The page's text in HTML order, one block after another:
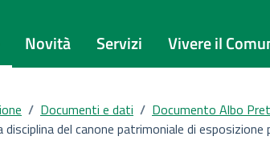
Novità Servizi Vivere il
/ Documenti e dati / Documento Albo
del canone patrimoniale di